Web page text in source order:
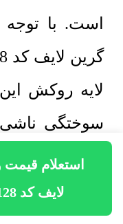
استعلام
لایف کد 2128 شیاردار پرمیوم لاین
است. با
لایه روکش
سوختگی
پارکت گرین
رنگ و